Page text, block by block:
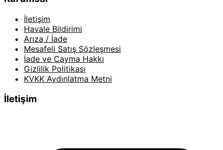
İletişim
Havale Bildirimi
Arıza / İade
Mesafeli Satış Sözleşmesi
İade ve Cayma Hakkı
Gizlilik Politikası
KVKK Aydınlatma Metni
İletişim